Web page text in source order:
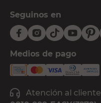
Seguinos en
Medios de pago
Atención al cliente